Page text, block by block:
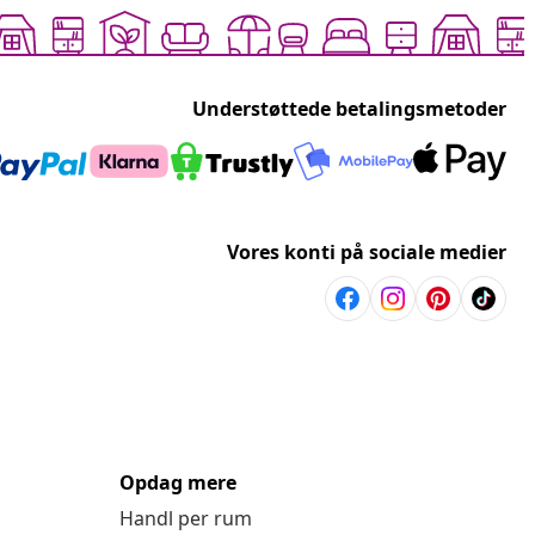
Understøttede betalingsmetoder
Vores konti på sociale medier
Opdag mere
Handl per rum